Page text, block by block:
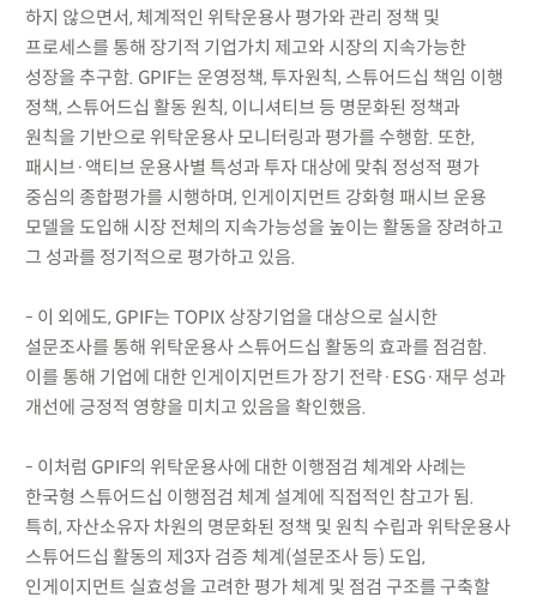
하지 않으면서, 체계적인 위탁운용사 평가와 관리 정책 및
프로세스를 통해 장기적 기업가치 제고와 시장의 지속가능한
성장을 추구함. GPIF는 운영정책, 투자원칙, 스튜어드십 책임 이행
정책, 스튜어드십 활동 원칙, 이니셔티브 등 명문화된 정책과
원칙을 기반으로 위탁운용사 모니터링과 평가를 수행함. 또한,
패시브·액티브 운용사별 특성과 투자 대상에 맞춰 정성적 평가
중심의 종합평가를 시행하며, 인게이지먼트 강화형 패시브 운용
모델을 도입해 시장 전체의 지속가능성을 높이는 활동을 장려하고
그 성과를 정기적으로 평가하고 있음.
- 이 외에도, GPIF는 TOPIX 상장기업을 대상으로 실시한
설문조사를 통해 위탁운용사 스튜어드십 활동의 효과를 점검함.
이를 통해 기업에 대한 인게이지먼트가 장기 전략·ESG·재무 성과
개선에 긍정적 영향을 미치고 있음을 확인했음.
- 이처럼 GPIF의 위탁운용사에 대한 이행점검 체계와 사례는
한국형 스튜어드십 이행점검 체계 설계에 직접적인 참고가 됨.
특히, 자산소유자 차원의 명문화된 정책 및 원칙 수립과 위탁운용사
스튜어드십 활동의 제3자 검증 체계(설문조사 등) 도입,
인게이지먼트 실효성을 고려한 평가 체계 및 점검 구조를 구축할